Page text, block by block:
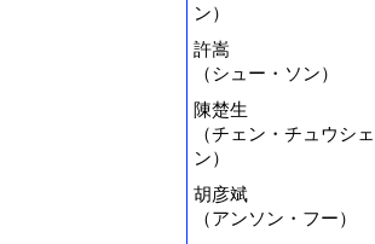
ン）
許嵩
（シュー・ソン）
陳楚生
（チェン・チュウシェ
ン）
胡彦斌
（アンソン・フー）